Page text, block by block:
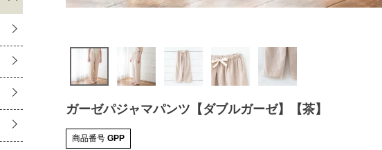
ガーゼパジャマパンツ【ダブルガーゼ】【茶】
商品番号 GPP